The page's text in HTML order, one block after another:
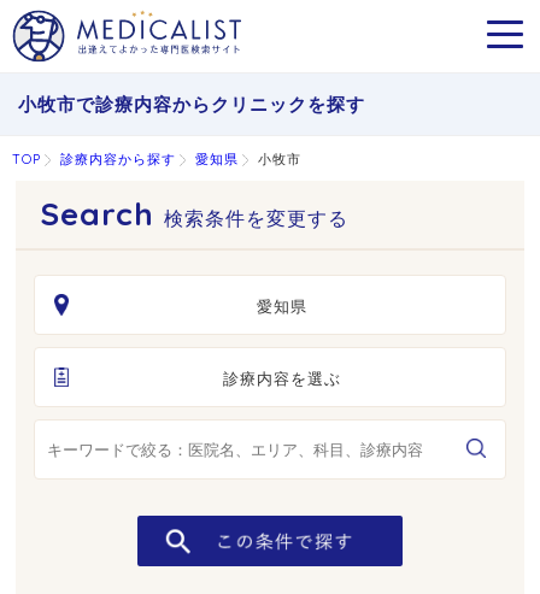
小牧市で診療内容からクリニックを探す
TOP 診療内容から探す 愛知県 小牧市
検索条件を変更する
愛知県
診療内容を選ぶ